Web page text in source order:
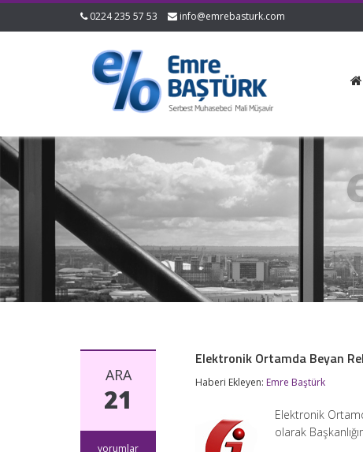
0224 235 57 53 info@emrebasturk.com
ARA
21
Elektronik
yorumlar
Elektronik Ortamda Beyan
Haberi Ekleyen: Emre Baştürk
Elektronik
olarak